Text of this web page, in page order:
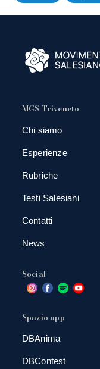
MGS Triveneto
Chi siamo
Esperienze
Rubriche
Testi Salesiani
Contatti
News
Social
Spazio app
DBAnima
DBContest